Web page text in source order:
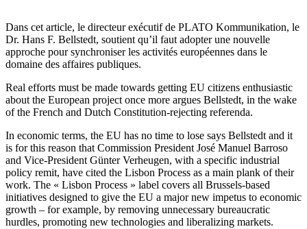
Dans cet article, le directeur exécutif de PLATO Kommunikation, le
Dr. Hans F. Bellstedt, soutient qu’il faut adopter une nouvelle
approche pour synchroniser les activités européennes dans le
domaine des affaires publiques.
Real efforts must be made towards getting EU citizens enthusiastic
about the European project once more argues Bellstedt, in the wake
of the French and Dutch Constitution-rejecting referenda.
In economic terms, the EU has no time to lose says Bellstedt and it
is for this reason that Commission President José Manuel Barroso
and Vice-President Günter Verheugen, with a specific industrial
policy remit, have cited the Lisbon Process as a main plank of their
work. The « Lisbon Process » label covers all Brussels-based
initiatives designed to give the EU a major new impetus to economic
growth – for example, by removing unnecessary bureaucratic
hurdles, promoting new technologies and liberalizing markets.